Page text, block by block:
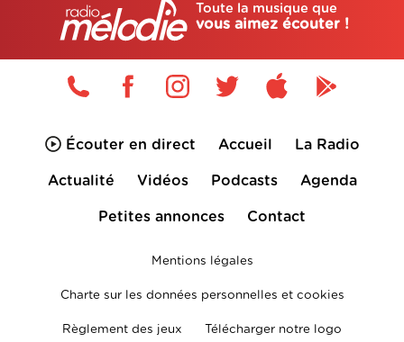
Toute la musique que
vous aimez écouter !
Écouter en direct Accueil La Radio
Actualité Vidéos Podcasts Agenda
Petites annonces Contact
Mentions légales
Charte sur les données personnelles et cookies
Règlement des jeux Télécharger notre logo